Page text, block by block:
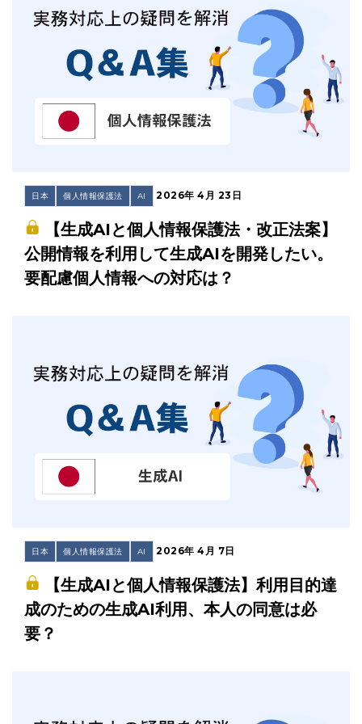
日本 個人情報保護法 AI 2026年 4月 23日
【生成AIと個人情報保護法・改正法案】
公開情報を利用して生成AIを開発したい。
要配慮個人情報への対応は？
日本 個人情報保護法 AI 2026年 4月 7日
【生成AIと個人情報保護法】利用目的達
成のための生成AI利用、本人の同意は必
要？